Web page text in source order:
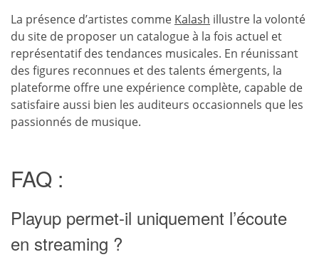
La présence d’artistes comme Kalash illustre la volonté
du site de proposer un catalogue à la fois actuel et
représentatif des tendances musicales. En réunissant
des figures reconnues et des talents émergents, la
plateforme offre une expérience complète, capable de
satisfaire aussi bien les auditeurs occasionnels que les
passionnés de musique.
FAQ :
Playup permet-il uniquement l’écoute
en streaming ?